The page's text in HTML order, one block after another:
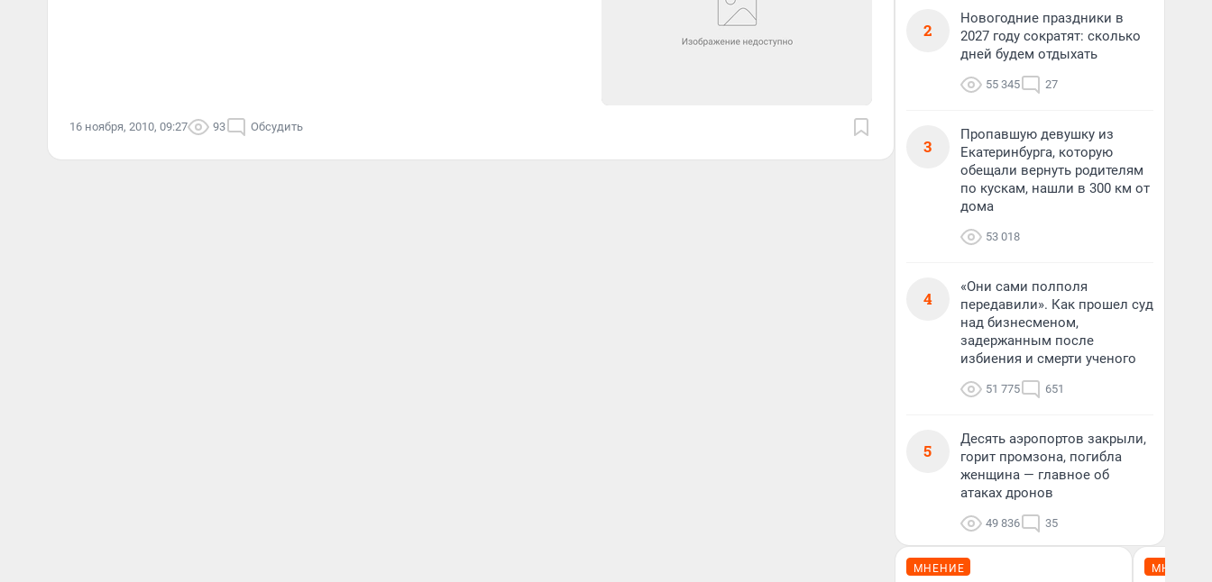
16 ноября, 2010, 09:27 93 Обсудить
2
Новогодние праздники в
2027 году сократят: сколько
дней будем отдыхать
55 345 27
3
Пропавшую девушку из
Екатеринбурга, которую
обещали вернуть родителям
по кускам, нашли в 300 км от
дома
53 018
4
«Они сами полполя
передавили». Как прошел суд
над бизнесменом,
задержанным после
избиения и смерти ученого
51 775 651
5
Десять аэропортов закрыли,
горит промзона, погибла
женщина — главное об
атаках дронов
49 836 35
МНЕНИЕ МНЕНИЕ